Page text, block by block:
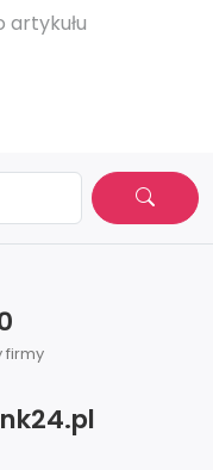
artykułu
firmy